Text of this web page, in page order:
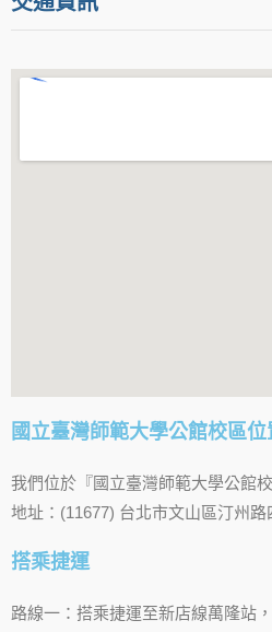
國立臺灣師範大學公館校區位
我們位於『國立臺灣師範大學公館校
地址：(11677) 台北市文山區汀州
搭乘捷運
路線一：搭乘捷運至新店線萬隆站